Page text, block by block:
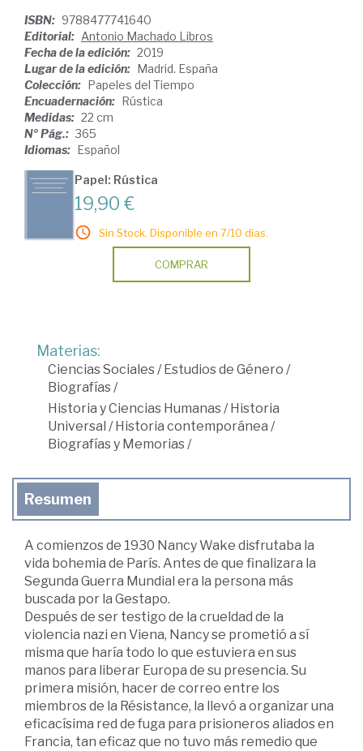
ISBN: 9788477741640
Editorial: Antonio Machado Libros
Fecha de la edición: 2019
Lugar de la edición: Madrid. España
Colección: Papeles del Tiempo
Encuadernación: Rústica
Medidas: 22 cm
Nº Pág.: 365
Idiomas: Español
Papel: Rústica
19,90 €
Sin Stock. Disponible en 7/10 días.
COMPRAR
Materias:
Ciencias Sociales/ Estudios de Género /
Biografías/
Historia y Ciencias Humanas/ Historia
Universal / Historia contemporánea /
Biografías y Memorias/
Resumen
A comienzos de 1930 Nancy Wake disfrutaba la
vida bohemia de París. Antes de que finalizara la
Segunda Guerra Mundial era la persona más
buscada por la Gestapo.
Después de ser testigo de la crueldad de la
violencia nazi en Viena, Nancy se prometió a sí
misma que haría todo lo que estuviera en sus
manos para liberar Europa de su presencia. Su
primera misión, hacer de correo entre los
miembros de la Résistance, la llevó a organizar una
eficacísima red de fuga para prisioneros aliados en
Francia, tan eficaz que no tuvo más remedio que